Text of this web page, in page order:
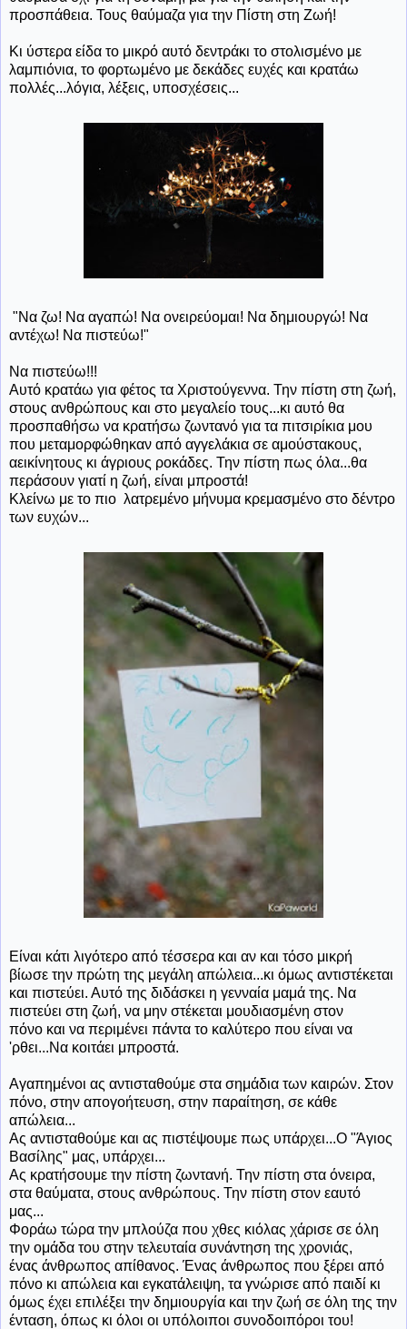
προσπάθεια. Τους θαύμαζα για την Πίστη στη Ζωή!
Κι ύστερα είδα το μικρό αυτό δεντράκι το στολισμένο με
λαμπιόνια, το φορτωμένο με δεκάδες ευχές και κρατάω
πολλές...λόγια, λέξεις, υποσχέσεις...
"Να ζω! Να αγαπώ! Να ονειρεύομαι! Να δημιουργώ! Να
αντέχω! Να πιστεύω!"
Να πιστεύω!!!
Αυτό κρατάω για φέτος τα Χριστούγεννα. Την πίστη στη ζωή,
στους ανθρώπους και στο μεγαλείο τους...κι αυτό θα
προσπαθήσω να κρατήσω ζωντανό για τα πιτσιρίκια μου
που μεταμορφώθηκαν από αγγελάκια σε αμούστακους,
αεικίνητους κι άγριους ροκάδες. Την πίστη πως όλα...θα
περάσουν γιατί η ζωή, είναι μπροστά!
Κλείνω με το πιο λατρεμένο μήνυμα κρεμασμένο στο δέντρο
των ευχών...
Είναι κάτι λιγότερο από τέσσερα και αν και τόσο μικρή
βίωσε την πρώτη της μεγάλη απώλεια...κι όμως αντιστέκεται
και πιστεύει. Αυτό της διδάσκει η γενναία μαμά της. Να
πιστεύει στη ζωή, να μην στέκεται μουδιασμένη στον
πόνο και να περιμένει πάντα το καλύτερο που είναι να
'ρθει...Να κοιτάει μπροστά.
Αγαπημένοι ας αντισταθούμε στα σημάδια των καιρών. Στον
πόνο, στην απογοήτευση, στην παραίτηση, σε κάθε
απώλεια...
Ας αντισταθούμε και ας πιστέψουμε πως υπάρχει...Ο "Άγιος
Βασίλης" μας, υπάρχει...
Ας κρατήσουμε την πίστη ζωντανή. Την πίστη στα όνειρα,
στα θαύματα, στους ανθρώπους. Την πίστη στον εαυτό
μας...
Φοράω τώρα την μπλούζα που χθες κιόλας χάρισε σε όλη
την ομάδα του στην τελευταία συνάντηση της χρονιάς,
ένας άνθρωπος απίθανος. Ένας άνθρωπος που ξέρει από
πόνο κι απώλεια και εγκατάλειψη, τα γνώρισε από παιδί κι
όμως έχει επιλέξει την δημιουργία και την ζωή σε όλη της την
ένταση, όπως κι όλοι οι υπόλοιποι συνοδοιπόροι του!